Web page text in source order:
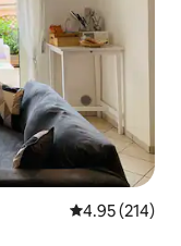
औसत रेटिंग 5 में से
4.95 (214)